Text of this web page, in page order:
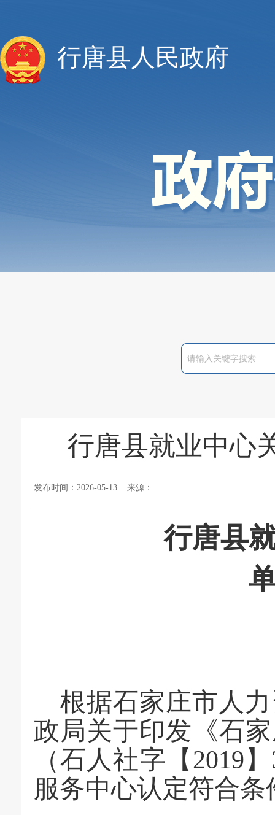
行唐县人民政府
行唐县就业中心
发布时间：2026-05-13 来源：
行唐县
根据石家庄市人
政局关于印发《石
（石人社字【2019
服务中心认定符合